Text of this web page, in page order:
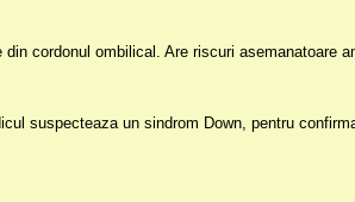
cordonul ombilical. Are riscuri asemanatoare
suspecteaza un sindrom Down, pentru